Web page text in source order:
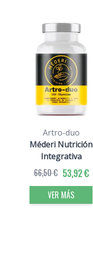
Artro-duo
Méderi Nutrición
Integrativa
53,92 €
66,50 €
VER MÁS